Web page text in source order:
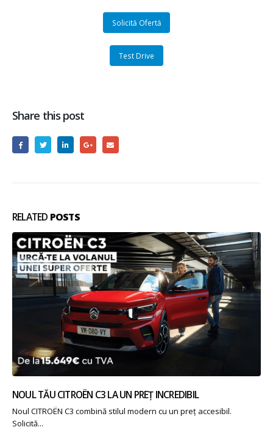
Solicită Ofertă
Test Drive
Share this post
RELATED POSTS
NOUL TĂU CITROËN C3 LA UN PREȚ INCREDIBIL
Noul CITROËN C3 combină stilul modern cu un preț accesibil.
Solicită...